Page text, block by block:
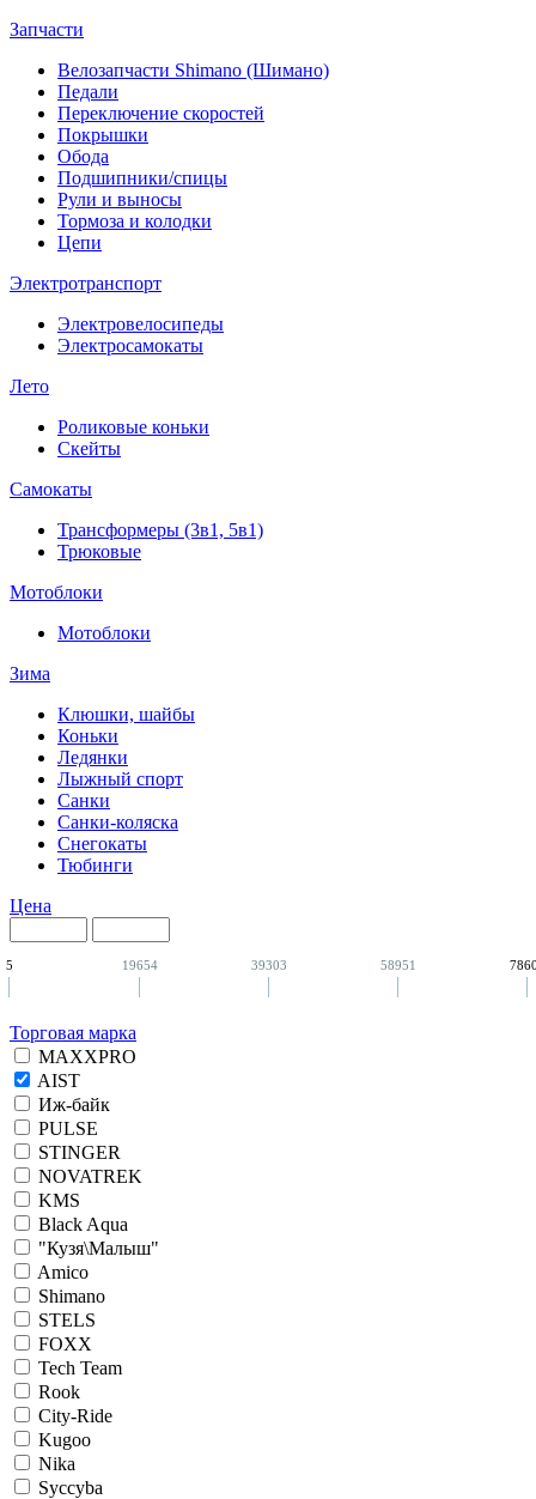
Запчасти
Велозапчасти Shimano (Шимано)
Педали
Переключение скоростей
Покрышки
Обода
Подшипники/спицы
Рули и выносы
Тормоза и колодки
Цепи
Электротранспорт
Электровелосипеды
Электросамокаты
Лето
Роликовые коньки
Скейты
Самокаты
Трансформеры (3в1, 5в1)
Трюковые
Мотоблоки
Мотоблоки
Зима
Клюшки, шайбы
Коньки
Ледянки
Лыжный спорт
Санки
Санки-коляска
Снегокаты
Тюбинги
Цена
5 19654 39303 58951
Торговая марка
MAXXPRO
AIST
Иж-байк
PULSE
STINGER
NOVATREK
KMS
Black Aqua
"Кузя\Малыш"
Amico
Shimano
STELS
FOXX
Tech Team
Rook
City-Ride
Kugoo
Nika
Syccyba